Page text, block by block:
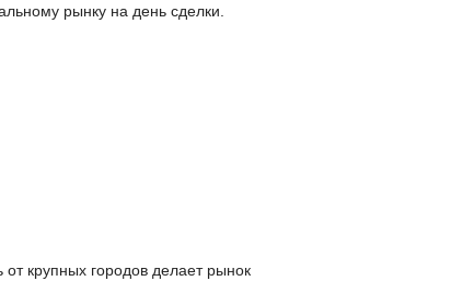
рынку на день сделки.
крупных городов делает рынок